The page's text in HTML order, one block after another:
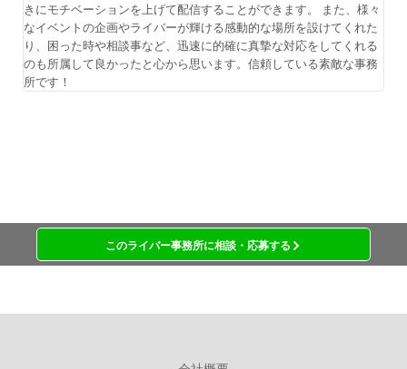
きにモチベーションを上げて配信することができます。 また、様々
なイベントの企画やライバーが輝ける感動的な場所を設けてくれた
り、困った時や相談事など、迅速に的確に真摯な対応をしてくれる
のも所属して良かったと心から思います。信頼している素敵な事務
所です！
このライバー事務所に相談・応募する